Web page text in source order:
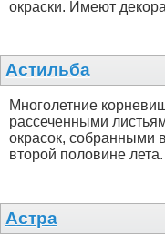
окраски. Имеют
Астильба
Многолетние
рассеченными
окрасок, собранными
второй половине
Астра